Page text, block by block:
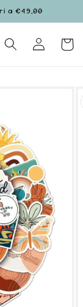
a €49,00
Accedi